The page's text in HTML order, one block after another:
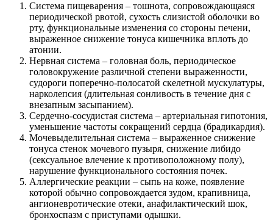
Система пищеварения – тошнота, сопровождающаяся
периодической рвотой, сухость слизистой оболочки во
рту, функциональные изменения со стороны печени,
выраженное снижение тонуса кишечника вплоть до
атонии.
Нервная система – головная боль, периодическое
головокружение различной степени выраженности,
судороги поперечно-полосатой скелетной мускулатуры,
нарколепсия (длительная сонливость в течение дня с
внезапным засыпанием).
Сердечно-сосудистая система – артериальная гипотония,
уменьшение частоты сокращений сердца (брадикардия).
Мочевыделительная система – выраженное снижение
тонуса стенок мочевого пузыря, снижение либидо
(сексуальное влечение к противоположному полу),
нарушение функционального состояния почек.
Аллергические реакции – сыпь на коже, появление
которой обычно сопровождается зудом, крапивница,
ангионевротические отеки, анафилактический шок,
бронхоспазм с приступами одышки.